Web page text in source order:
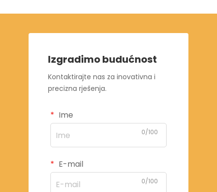
Izgradimo budućnost
Kontaktirajte nas za inovativna i
precizna rješenja.
Ime
0/100
E-mail
0/100